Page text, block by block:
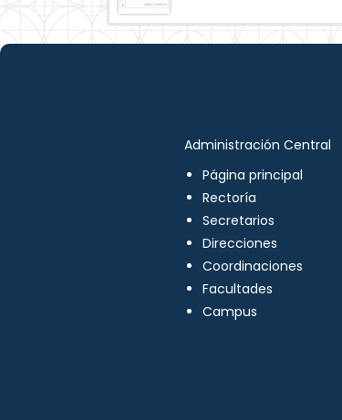
Administración Central
Página principal
Rectoría
Secretarios
Direcciones
Coordinaciones
Facultades
Campus